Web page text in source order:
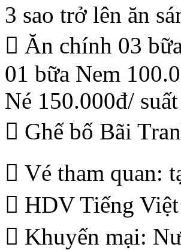
3 sao trở lên ăn
 Ăn chính 03
01 bữa Nem
Né 150.000đ/ suất
 Ghế bố Bãi
 Vé tham quan:
 HDV Tiếng
 Khuyến mại: